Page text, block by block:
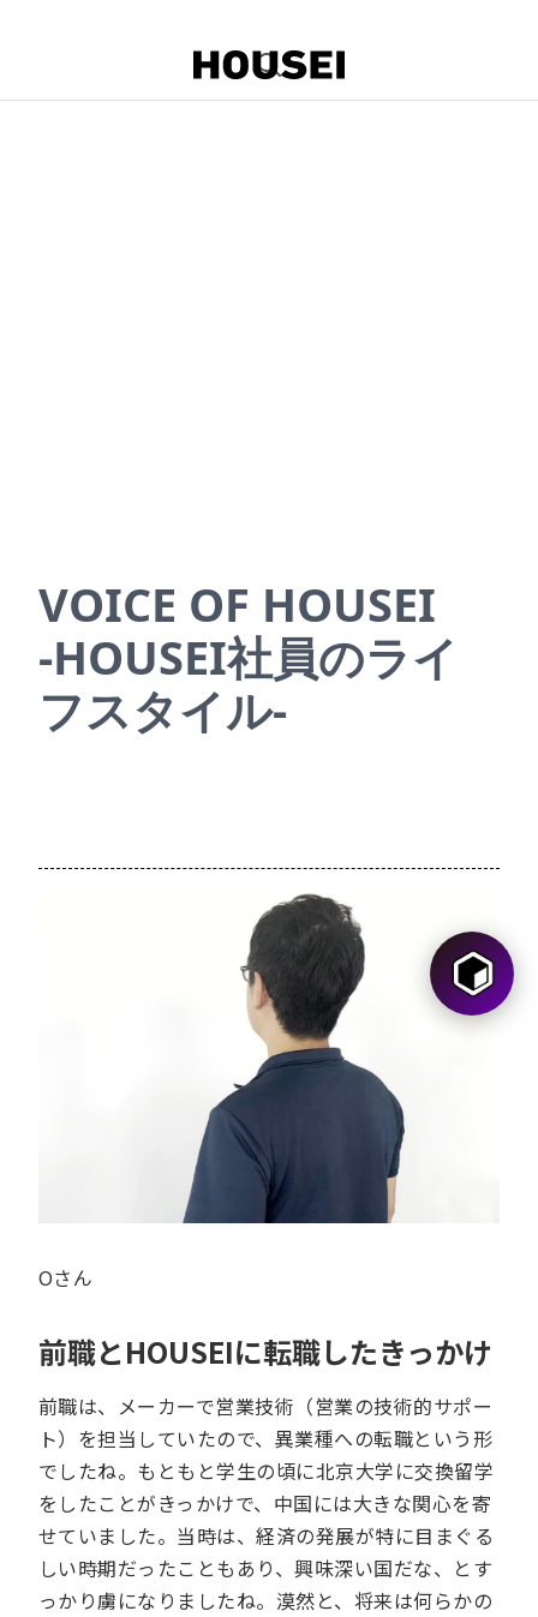
VOICE OF HOUSEI
-HOUSEI社員のライ
フスタイル-
Oさん
前職とHOUSEIに転職したきっかけ
前職は、メーカーで営業技術（営業の技術的サポー
ト）を担当していたので、異業種への転職という形
でしたね。もともと学生の頃に北京大学に交換留学
をしたことがきっかけで、中国には大きな関心を寄
せていました。当時は、経済の発展が特に目まぐる
しい時期だったこともあり、興味深い国だな、とす
っかり虜になりましたね。漠然と、将来は何らかの